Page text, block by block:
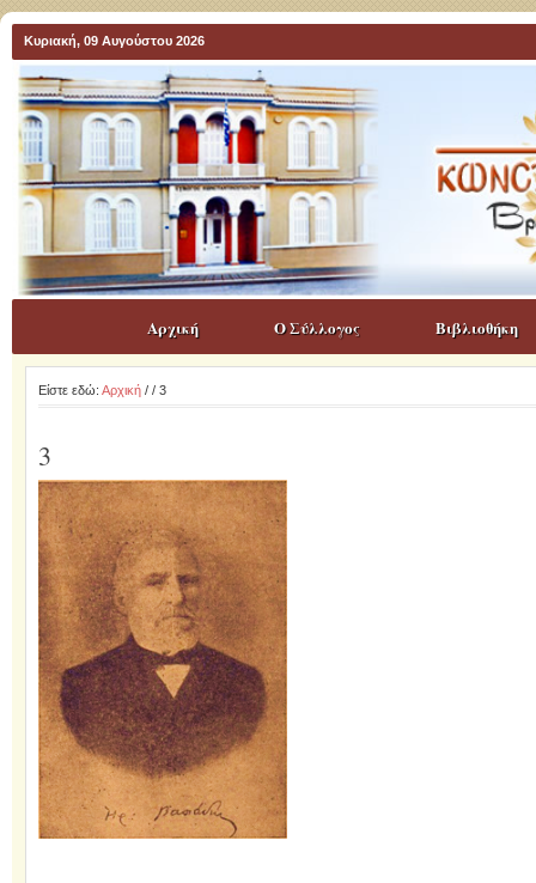
Κυριακή, 09 Αυγούστου 2026
Αρχική Ο Σύλλογος Βιβλιοθήκη
Είστε εδώ: Αρχική/ / 3
3